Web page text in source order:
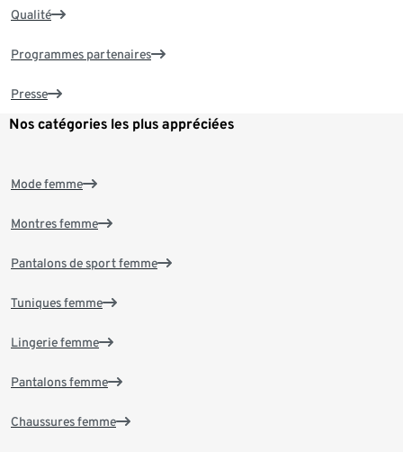
Qualité
Programmes partenaires
Presse
Nos catégories les plus appréciées
Mode femme
Montres femme
Pantalons de sport femme
Tuniques femme
Lingerie femme
Pantalons femme
Chaussures femme